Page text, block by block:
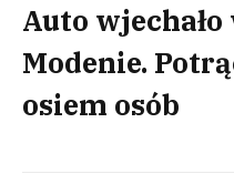
Auto
Modenie.
osiem osób